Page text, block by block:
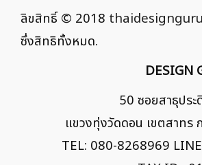
ลิขสิทธิ์ © 2018
ซึ่งสิทธิทั้งหมด.
DESIGN
50 ซอยสาธุปร
แขวงทุ่งวัดดอน เขตสาทร
TEL: 080-8268969